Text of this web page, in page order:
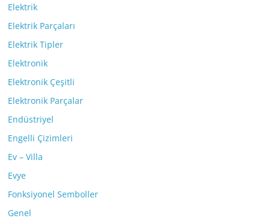
Elektrik
Elektrik Parçaları
Elektrik Tipler
Elektronik
Elektronik Çeşitli
Elektronik Parçalar
Endüstriyel
Engelli Çizimleri
Ev – Villa
Evye
Fonksiyonel Semboller
Genel